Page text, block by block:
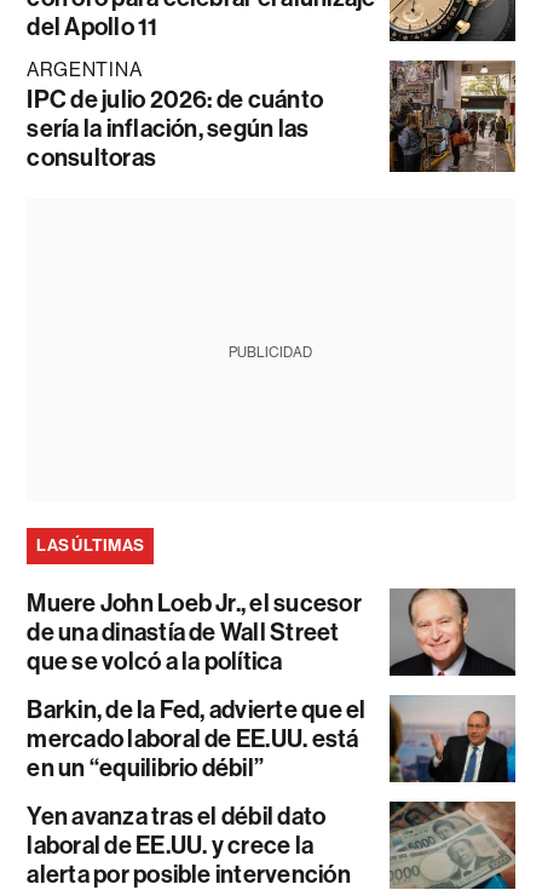
del Apollo 11
ARGENTINA
IPC de julio 2026: de cuánto
sería la inflación, según las
consultoras
PUBLICIDAD
LAS ÚLTIMAS
Muere John Loeb Jr., el sucesor
de una dinastía de Wall Street
que se volcó a la política
Barkin, de la Fed, advierte que el
mercado laboral de EE.UU. está
en un “equilibrio débil”
Yen avanza tras el débil dato
laboral de EE.UU. y crece la
alerta por posible intervención